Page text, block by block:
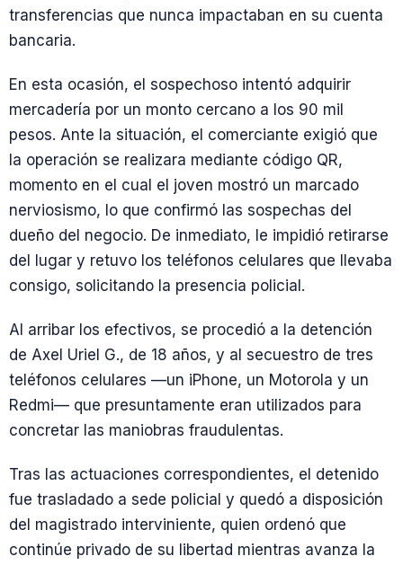
transferencias que nunca impactaban en su cuenta
bancaria.
En esta ocasión, el sospechoso intentó adquirir
mercadería por un monto cercano a los 90 mil
pesos. Ante la situación, el comerciante exigió que
la operación se realizara mediante código QR,
momento en el cual el joven mostró un marcado
nerviosismo, lo que confirmó las sospechas del
dueño del negocio. De inmediato, le impidió retirarse
del lugar y retuvo los teléfonos celulares que llevaba
consigo, solicitando la presencia policial.
Al arribar los efectivos, se procedió a la detención
de Axel Uriel G., de 18 años, y al secuestro de tres
teléfonos celulares —un iPhone, un Motorola y un
Redmi— que presuntamente eran utilizados para
concretar las maniobras fraudulentas.
Tras las actuaciones correspondientes, el detenido
fue trasladado a sede policial y quedó a disposición
del magistrado interviniente, quien ordenó que
continúe privado de su libertad mientras avanza la